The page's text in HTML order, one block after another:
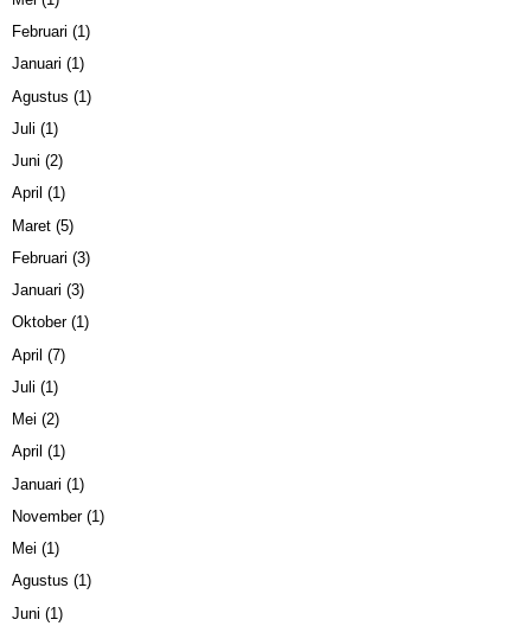
Februari (1)
Januari (1)
Agustus (1)
Juli (1)
Juni (2)
April (1)
Maret (5)
Februari (3)
Januari (3)
Oktober(1)
April (7)
Juli (1)
Mei (2)
April (1)
Januari (1)
November(1)
Mei (1)
Agustus (1)
Juni (1)